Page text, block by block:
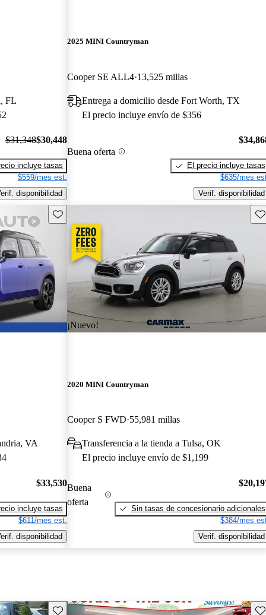
FL
$31,348$30,448
incluye tasas
$559/mes est.
disponibilidad
2025 MINI Countryman
Cooper SE ALL4 13,525 millas
Entrega a domicilio desde Fort Worth, TX
El precio incluye envío de $356
Buena oferta
El precio incluye tasas
$635/mes
Verif. disponibilidad
Guarda este Aviso
VA
$33,530
incluye tasas
$611/mes est.
disponibilidad
¡Nuevo!
2020 MINI Countryman
Cooper S FWD 55,981 millas
Transferencia a la tienda a Tulsa, OK
El precio incluye envío de $1,199
Buena
oferta
Sin tasas de concesionario adicionales
$384/mes
Verif. disponibilidad
Guarda este Aviso